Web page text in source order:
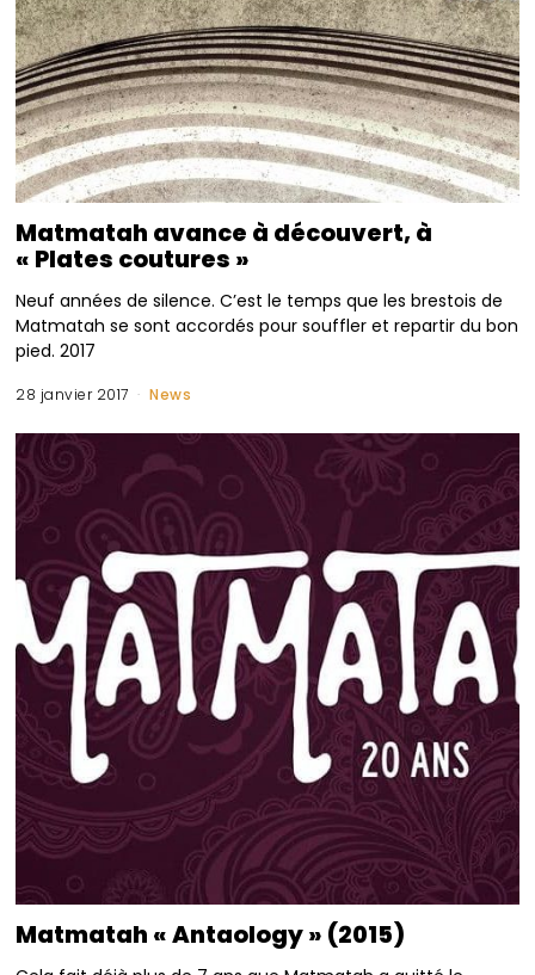
Matmatah avance à découvert, à
« Plates coutures »
Neuf années de silence. C’est le temps que les brestois de
Matmatah se sont accordés pour souffler et repartir du bon
pied. 2017
28 janvier 2017 News
Matmatah « Antaology » (2015)